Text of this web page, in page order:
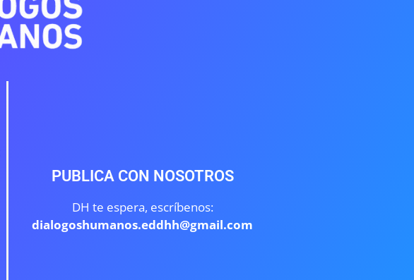
PUBLICA CON NOSOTROS
DH te espera, escríbenos:
dialogoshumanos.eddhh@gmail.com